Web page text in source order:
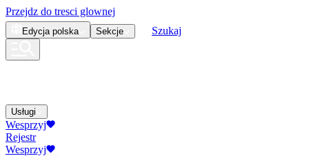
Przejdz do tresci glownej
Edycja polska Sekcje Szukaj
Usługi
Wesprzyj
Rejestr
Wesprzyj